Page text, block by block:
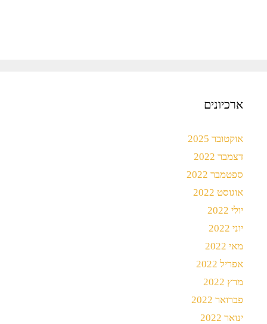
ארכיונים
אוקטובר 2025
דצמבר 2022
ספטמבר 2022
אוגוסט 2022
יולי 2022
יוני 2022
מאי 2022
אפריל 2022
מרץ 2022
פברואר 2022
ינואר 2022